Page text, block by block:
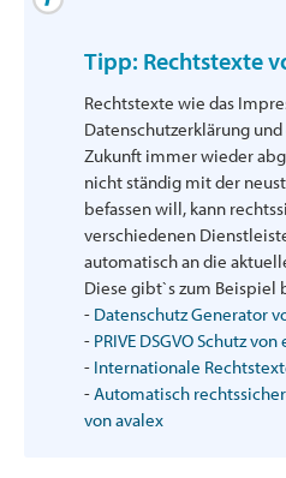
Tipp: Rechtstexte
Rechtstexte wie das
Datenschutzerklärung
Zukunft immer wieder
nicht ständig mit der
befassen will, kann
verschiedenen
automatisch an die
Diese gibt`s zum Beispiel
- Datenschutz Generator
- PRIVE DSGVO Schutz
- Internationale
-Automatisch
von avalex